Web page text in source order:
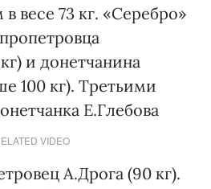
весе 73 кг. «Серебро»
и донетчанина
100 кг). Третьими
Е.Глебова
VIDEO
А.Дрога (90 кг).